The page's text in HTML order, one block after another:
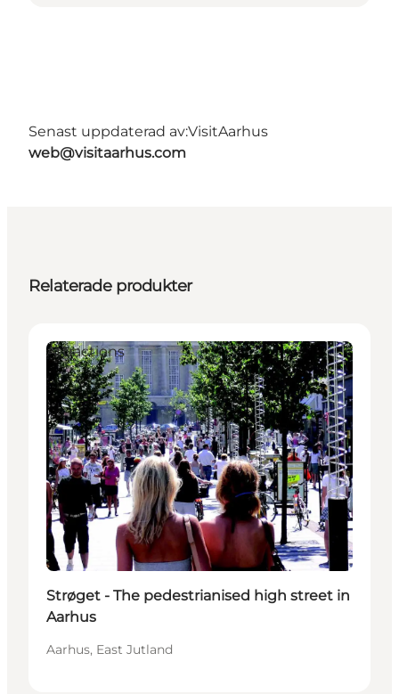
Senast uppdaterad av:VisitAarhus
web@visitaarhus.com
Relaterade produkter
Attractions
Strøget - The pedestrianised high street in
Aarhus
Aarhus, East Jutland